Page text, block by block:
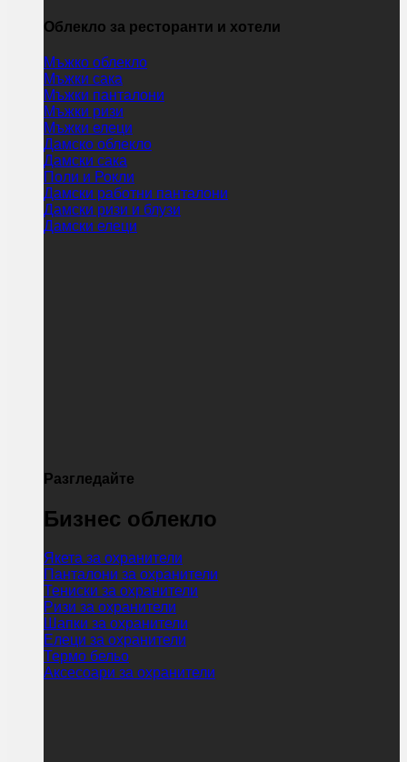
Облекло за ресторанти и хотели
Мъжко облекло
Мъжки сака
Мъжки панталони
Мъжки ризи
Мъжки елеци
Дамско облекло
Дамски сака
Поли и Рокли
Дамски работни панталони
Дамски ризи и блузи
Дамски елеци
Разгледайте
Бизнес облекло
Якета за охранители
Панталони за охранители
Тениски за охранители
Ризи за охранители
Шапки за охранители
Елеци за охранители
Термо бельо
Аксесоари за охранители